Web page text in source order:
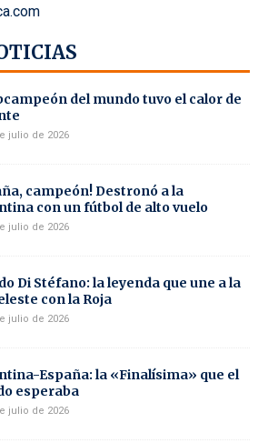
del mundo tuvo el calor de
julio de 2026
campeón! Destronó a la
con un fútbol de alto vuelo
julio de 2026
Di Stéfano: la leyenda que une a la
con la Roja
julio de 2026
España: la «Finalísima» que el
esperaba
julio de 2026